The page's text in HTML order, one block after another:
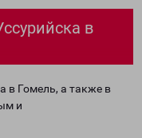
в
в Гомель, а также в
и